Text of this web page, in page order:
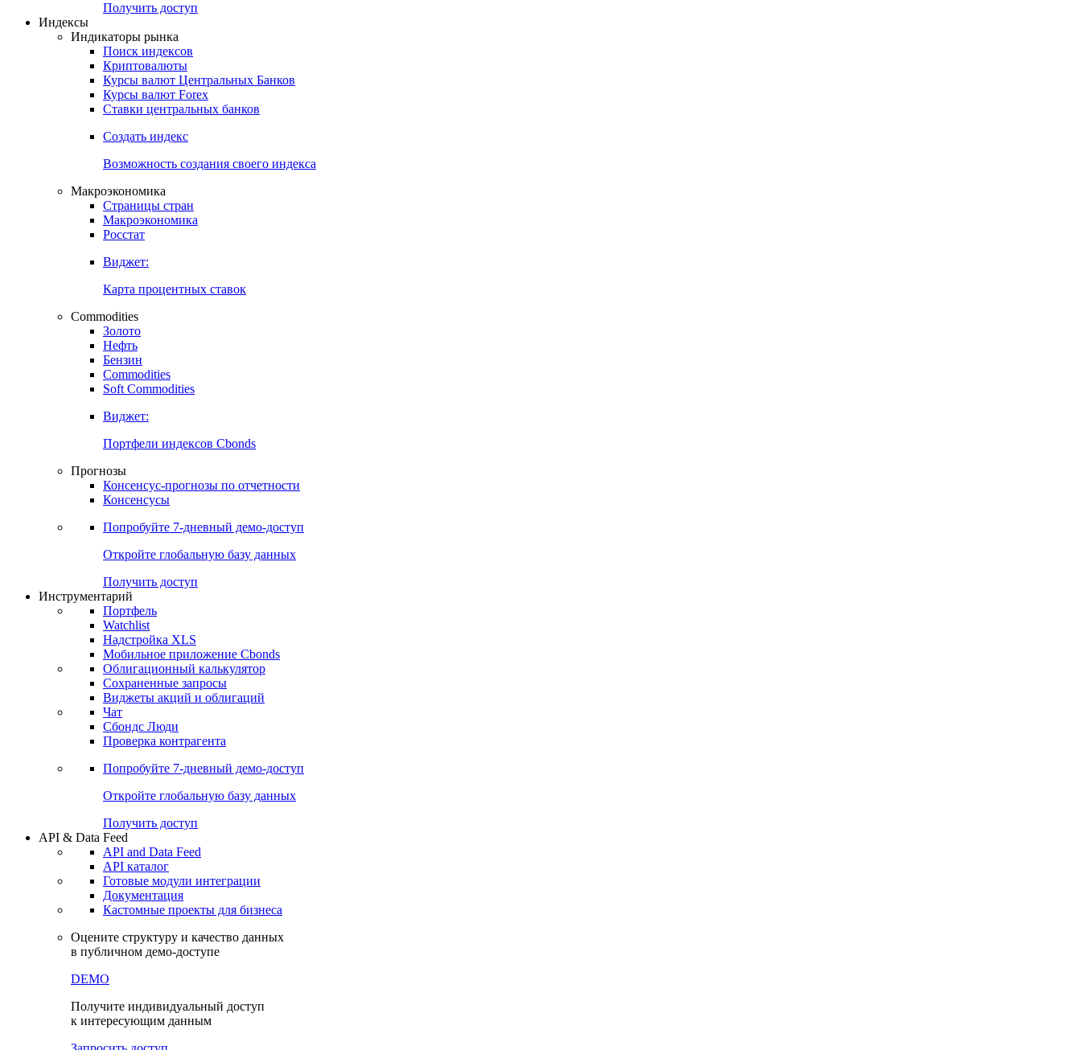
Получить доступ
Индексы
Индикаторы рынка
Поиск индексов
Криптовалюты
Курсы валют Центральных Банков
Курсы валют Forex
Ставки центральных банков
Создать индекс
Возможность создания своего индекса
Макроэкономика
Страницы стран
Макроэкономика
Росстат
Виджет:
Карта процентных ставок
Commodities
Золото
Нефть
Бензин
Commodities
Soft Commodities
Виджет:
Портфели индексов Cbonds
Прогнозы
Консенсус-прогнозы по отчетности
Консенсусы
Попробуйте 7-дневный демо-доступ
Откройте глобальную базу данных
Получить доступ
Инструментарий
Портфель
Watchlist
Надстройка XLS
Мобильное приложение Cbonds
Облигационный калькулятор
Сохраненные запросы
Виджеты акций и облигаций
Чат
Сбондс Люди
Проверка контрагента
Попробуйте 7-дневный демо-доступ
Откройте глобальную базу данных
Получить доступ
API & Data Feed
API and Data Feed
API каталог
Готовые модули интеграции
Документация
Кастомные проекты для бизнеса
Оцените структуру и качество данных
в публичном демо-доступе
DEMO
Получите индивидуальный доступ
к интересующим данным